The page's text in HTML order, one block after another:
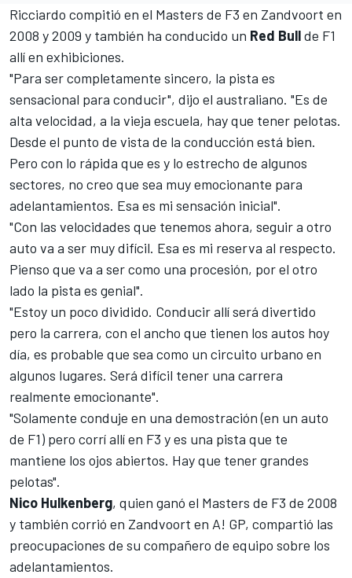
Ricciardo compitió en el Masters de F3 en Zandvoort en
2008 y 2009 y también ha conducido un Red Bullde F1
allí en exhibiciones.
"Para ser completamente sincero, la pista es
sensacional para conducir", dijo el australiano. "Es de
alta velocidad, a la vieja escuela, hay que tener pelotas.
Desde el punto de vista de la conducción está bien.
Pero con lo rápida que es y lo estrecho de algunos
sectores, no creo que sea muy emocionante para
adelantamientos. Esa es mi sensación inicial".
"Con las velocidades que tenemos ahora, seguir a otro
auto va a ser muy difícil. Esa es mi reserva al respecto.
Pienso que va a ser como una procesión, por el otro
lado la pista es genial".
"Estoy un poco dividido. Conducir allí será divertido
pero la carrera, con el ancho que tienen los autos hoy
día, es probable que sea como un circuito urbano en
algunos lugares. Será difícil tener una carrera
realmente emocionante".
"Solamente conduje en una demostración (en un auto
de F1) pero corrí allí en F3 y es una pista que te
mantiene los ojos abiertos. Hay que tener grandes
pelotas".
Nico Hulkenberg, quien ganó el Masters de F3 de 2008
y también corrió en Zandvoort en A! GP, compartió las
preocupaciones de su compañero de equipo sobre los
adelantamientos.